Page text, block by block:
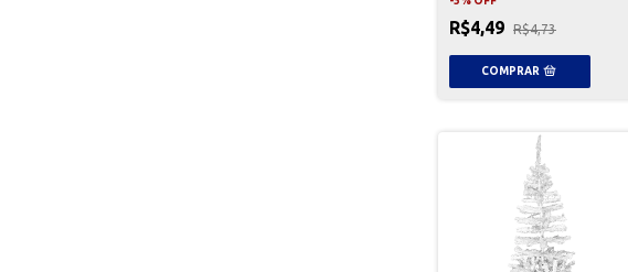
R$4,49 R$4,73